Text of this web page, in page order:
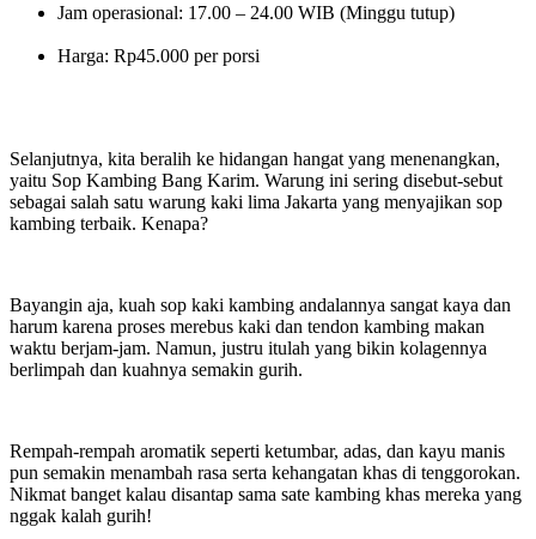
Jam operasional: 17.00 – 24.00 WIB (Minggu tutup)
Harga: Rp45.000 per porsi
Selanjutnya, kita beralih ke hidangan hangat yang menenangkan,
yaitu Sop Kambing Bang Karim. Warung ini sering disebut-sebut
sebagai salah satu warung kaki lima Jakarta yang menyajikan sop
kambing terbaik. Kenapa?
Bayangin aja, kuah sop kaki kambing andalannya sangat kaya dan
harum karena proses merebus kaki dan tendon kambing makan
waktu berjam-jam. Namun, justru itulah yang bikin kolagennya
berlimpah dan kuahnya semakin gurih.
Rempah-rempah aromatik seperti ketumbar, adas, dan kayu manis
pun semakin menambah rasa serta kehangatan khas di tenggorokan.
Nikmat banget kalau disantap sama sate kambing khas mereka yang
nggak kalah gurih!